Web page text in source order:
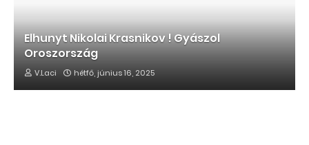
Elhunyt Nikolai Krasnikov ! Gyászol
Oroszország
V.Laci hétfő, június 16, 2025